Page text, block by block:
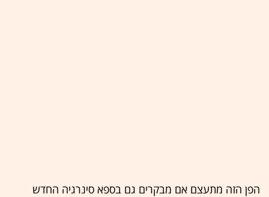
הפן הזה מתעצם אם מבקרים גם בספא סינרגיה החדש